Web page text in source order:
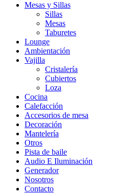
Mesas y Sillas
Sillas
Mesas
Taburetes
Lounge
Ambientación
Vajilla
Cristalería
Cubiertos
Loza
Cocina
Calefacción
Accesorios de mesa
Decoración
Mantelería
Otros
Pista de baile
Audio E Iluminación
Generador
Nosotros
Contacto